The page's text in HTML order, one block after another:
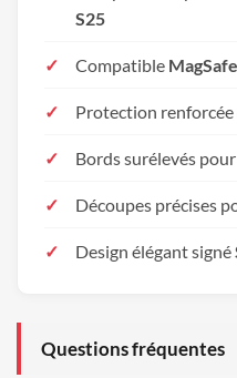
S25
Compatible MagSafe
Protection renforcée
Bords surélevés
Découpes précises
Design élégant signé
Questions fréquentes